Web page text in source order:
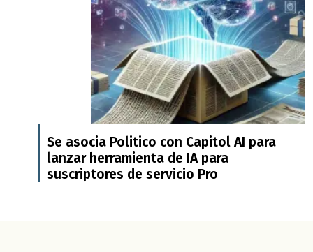
Se asocia Politico con Capitol AI para
lanzar herramienta de IA para
suscriptores de servicio Pro